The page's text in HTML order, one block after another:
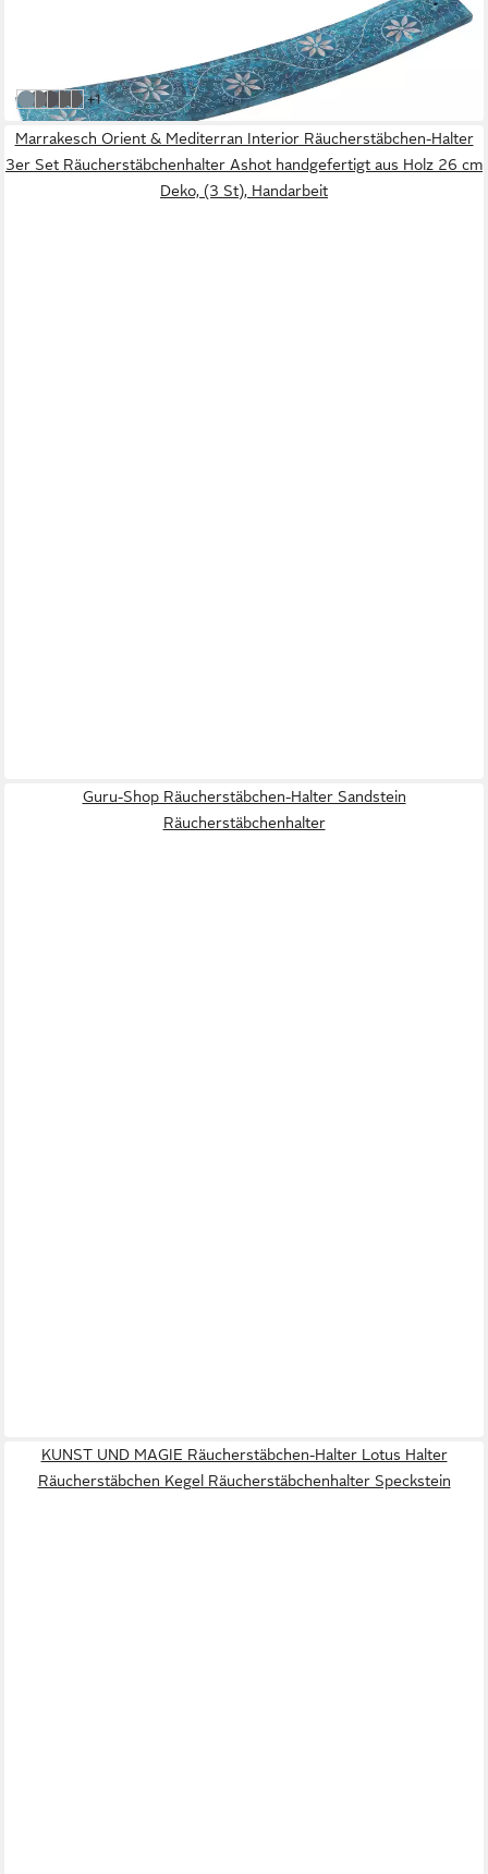
Räucherstäbchen-Halter Speckstein Räucherstäbchenhalter -
in 2-3 Werktagen bei dir
Ranke/ blau
Ranke/schwarz
Ornament
Blume
Blume des Lebens
weitere Farben:
+1
Marrakesch Orient & Mediterran Interior Räucherstäbchen-Halter
3er Set Räucherstäbchenhalter Ashot handgefertigt aus Holz 26 cm
Deko, (3 St), Handarbeit
Guru-Shop Räucherstäbchen-Halter Sandstein
Räucherstäbchenhalter
KUNST UND MAGIE Räucherstäbchen-Halter Lotus Halter
Räucherstäbchen Kegel Räucherstäbchenhalter Speckstein